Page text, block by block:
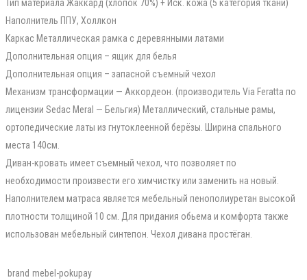
Тип материала Жаккард (хлопок 70%) + Иск. кожа (5 категория ткани)
Наполнитель ППУ, Холлкон
Каркас Металлическая рамка с деревянными латами
Дополнительная опция – ящик для белья
Дополнительная опция – запасной съемный чехол
Механизм трансформации — Аккордеон. (производитель Via Feratta по
лицензии Sedac Meral — Бельгия) Металлический, стальные рамы,
ортопедические латы из гнутоклеенной берёзы. Ширина спального
места 140см.
Диван-кровать имеет съемный чехол, что позволяет по
необходимости произвести его химчистку или заменить на новый.
Наполнителем матраса является мебельный пенополиуретан высокой
плотности толщиной 10 см. Для придания обьема и комфорта также
использован мебельный синтепон. Чехол дивана простёган.
brand mebel-pokupay